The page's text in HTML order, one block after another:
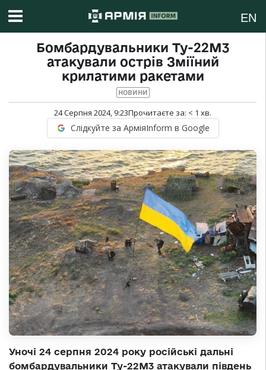
EN
Бомбардувальники Ту-22М3
атакували острів Зміїний
крилатими ракетами
НОВИНИ
24 Серпня 2024, 9:23Прочитаєте за: < 1 хв.
Слідкуйте за АрміяInform в Google
Уночі 24 серпня 2024 року російські дальні
бомбардувальники Ту-22М3 атакували південь